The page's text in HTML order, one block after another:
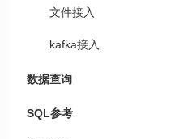
文件接入
kafka接入
数据查询
SQL参考